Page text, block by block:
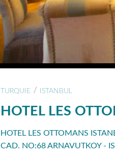
TURQUIE / ISTANBUL
HOTEL LES
HOTEL LES OTTOMANS
CAD. NO:68 ARNAVUTKOY -